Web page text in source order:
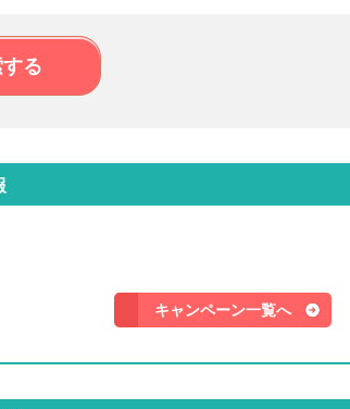
る
キャンペーン一覧へ